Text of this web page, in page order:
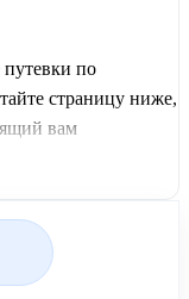
путевки по
страницу ниже,
вам